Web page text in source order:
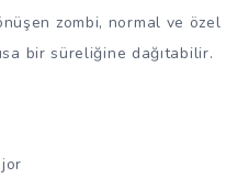
zombi, normal ve
bir süreliğine dağıtabilir.